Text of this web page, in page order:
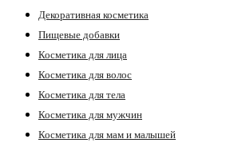
Декоративная косметика
Пищевые добавки
Косметика для лица
Косметика для волос
Косметика для тела
Косметика для мужчин
Косметика для мам и малышей